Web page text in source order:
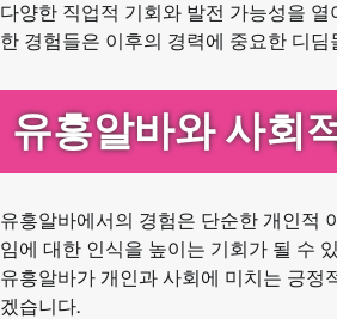
다양한 직업적 기회와 발전 가능성을 열
한 경험들은 이후의 경력에 중요한 디딤
유흥알바와 사회
유흥알바에서의 경험은 단순한 개인적
임에 대한 인식을 높이는 기회가 될 수
유흥알바가 개인과 사회에 미치는 긍정
겠습니다.